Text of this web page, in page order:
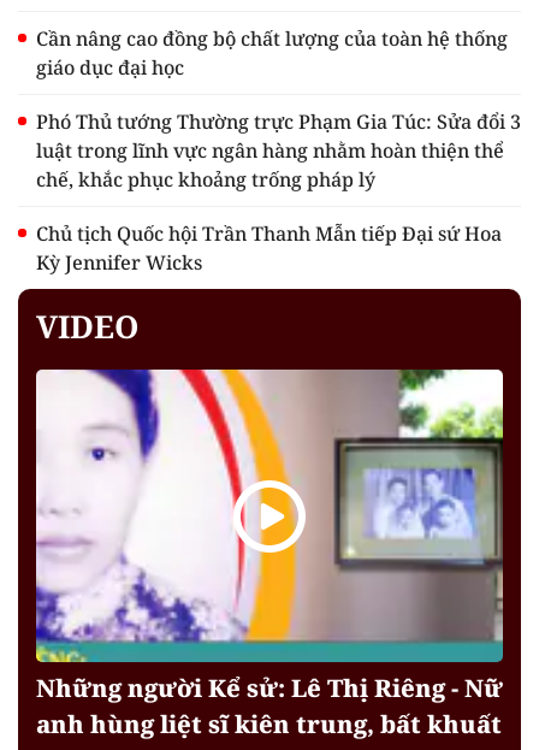
Cần nâng cao đồng bộ chất lượng của toàn hệ thống
giáo dục đại học
Phó Thủ tướng Thường trực Phạm Gia Túc: Sửa đổi 3
luật trong lĩnh vực ngân hàng nhằm hoàn thiện thể
chế, khắc phục khoảng trống pháp lý
Chủ tịch Quốc hội Trần Thanh Mẫn tiếp Đại sứ Hoa
Kỳ Jennifer Wicks
VIDEO
Những người Kể sử: Lê Thị Riêng - Nữ
anh hùng liệt sĩ kiên trung, bất khuất